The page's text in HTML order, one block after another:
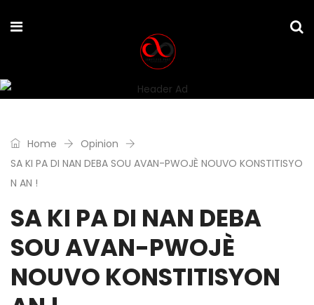
Home
Opinion
SA KI PA DI NAN DEBA SOU AVAN-PWOJÈ NOUVO KONSTITISYO
N AN !
SA KI PA DI NAN DEBA
SOU AVAN-PWOJÈ
NOUVO KONSTITISYON